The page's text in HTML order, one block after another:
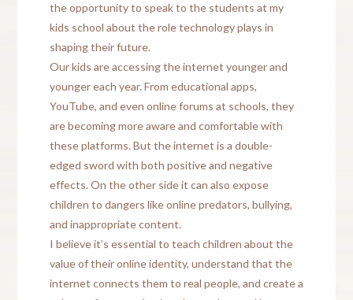
the opportunity to speak to the students at my
kids school about the role technology plays in
shaping their future.
Our kids are accessing the internet younger and
younger each year. From educational apps,
YouTube, and even online forums at schools, they
are becoming more aware and comfortable with
these platforms. But the internet is a double-
edged sword with both positive and negative
effects. On the other side it can also expose
children to dangers like online predators, bullying,
and inappropriate content.
I believe it’s essential to teach children about the
value of their online identity, understand that the
internet connects them to real people, and create a